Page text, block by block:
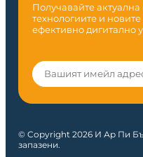
Получавайте
технологиите и
ефективно дигитално
© Copyright 2026 И Ар Пи
запазени.